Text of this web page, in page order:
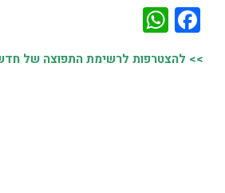
Facebook
>> להצטרפות לרשימת התפוצה של